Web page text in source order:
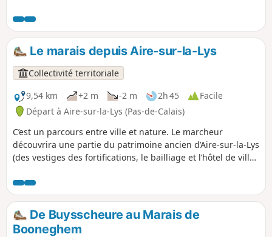
Saint-Omer.
Le marais depuis Aire-sur-la-Lys
Collectivité territoriale
9,54 km
+2 m -2 m 2h 45
Facile
Départ à Aire-sur-la-Lys (Pas-de-Calais)
C’est un parcours entre ville et nature. Le marcheur
découvrira une partie du patrimoine ancien d’Aire-sur-la-Lys
(des vestiges des fortifications, le bailliage et l’hôtel de ville)
Communauté d’Agglomération du Pays de Saint-Omer.
De Buysscheure au Marais de
Booneghem